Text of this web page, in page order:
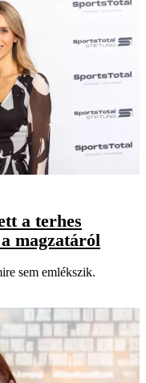
a terhes
magzatáról
sem emlékszik.